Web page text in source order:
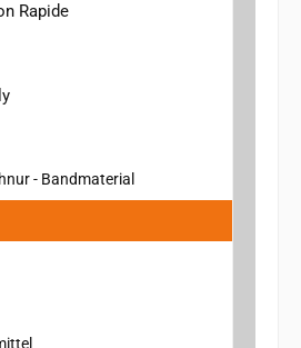
Rapide
- Bandmaterial